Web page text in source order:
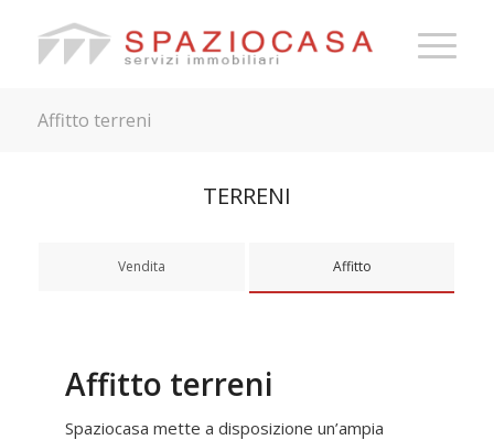
Affitto terreni
TERRENI
Vendita Affitto
Affitto terreni
Spaziocasa mette a disposizione un’ampia